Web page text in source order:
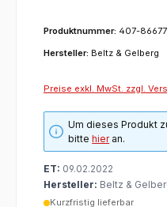
Produktnummer: 407-
Hersteller: Beltz & Gelberg
Preise exkl. MwSt. zzgl.
Um dieses Produkt
bittehieran.
ET: 09.02.2022
Hersteller: Beltz &
Kurzfristig lieferbar